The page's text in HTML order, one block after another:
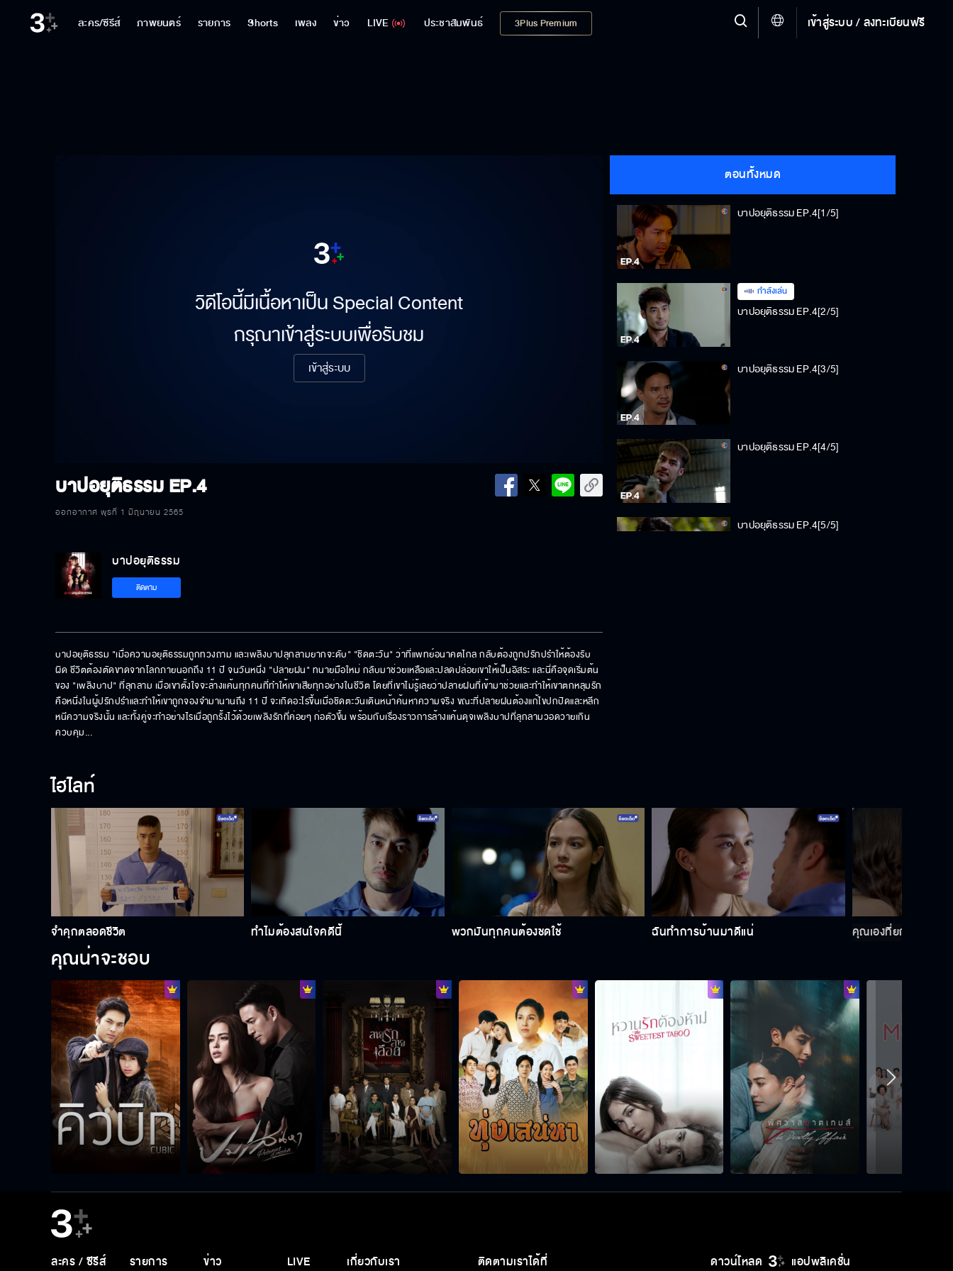
ละคร/ซีรีส์ ภาพยนตร์ รายการ Shorts เพลง ข่าว LIVE ประชาสัมพันธ์ 3Plus Premium เข้าสู่ระบบ / ลงทะเบียนฟรี
วิดีโอนี้มีเนื้อหาเป็น Special Content
กรุณาเข้าสู่ระบบเพื่อรับชม
เข้าสู่ระบบ
บาปอยุติธรรมEP.4
ออกอากาศ พุธที่ 1 มิถุนายน 2565
ตอนทั้งหมด
บาปอยุติธรรม EP.4[1/5]
กำลังเล่น
บาปอยุติธรรม EP.4[2/5]
บาปอยุติธรรม EP.4[3/5]
บาปอยุติธรรม EP.4[4/5]
บาปอยุติธรรม EP.4[5/5]
บาปอยุติธรรม
ติดตาม
บาปอยุติธรรม "เมื่อความอยุติธรรมถูกทวงถาม และเพลิงบาปลุกลามยากจะดับ" "ชิดตะวัน" ว่าที่แพทย์อนาคตไกล กลับต้องถูกปรักปรำให้ต้องรับ
ผิด ชีวิตต้องตัดขาดจากโลกภายนอกถึง 11 ปี จนวันหนึ่ง "ปลายฝน" ทนายมือใหม่ กลับมาช่วยเหลือและปลดปล่อยเขาให้เป็นอิสระ และนี่คือจุดเริ่มต้น
ของ "เพลิงบาป" ที่ลุกลาม เมื่อเขาตั้งใจจะล้างแค้นทุกคนที่ทำให้เขาเสียทุกอย่างในชีวิต โดยที่เขาไม่รู้เลยว่าปลายฝนที่เข้ามาช่วยและทำให้เขาตกหลุมรัก
คือหนึ่งในผู้ปรักปรำและทำให้เขาถูกจองจำมานานถึง 11 ปี จะเกิดอะไรขึ้นเมื่อชิดตะวันเดินหน้าค้นหาความจริง ขณะที่ปลายฝนต้องแก้ไขปกปิดและหลีก
หนีความจริงนั้น และทั้งคู่จะทำอย่างไรเมื่อถูกรั้งไว้ด้วยเพลิงรักที่ค่อยๆ ก่อตัวขึ้น พร้อมกับเรื่องราวการล้างแค้นดุจเพลิงบาปที่ลุกลามวอดวายเกิน
ควบคุม...
ไฮไลท์
จำคุกตลอดชีวิต ทำไมต้องสนใจคดีนี้ พวกมันทุกคนต้องชดใช้ ฉันทำการบ้านมาดีแน่ คุณเองที่ยกลูกให้คน
คุณน่าจะชอบ
ดาวน์โหลด แอปพลิเคชั่น
ละคร / ซีรีส์ รายการ ข่าว LIVE เกี่ยวกับเรา ติดตามเราได้ที่